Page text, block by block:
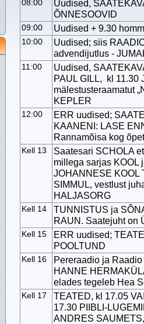
08:00
Uudised,
ÕNNESOOVID
09:00 Uudised + 9.30
10:00
Uudised; siis
advendijutlus -
11:00
Uudised,
PAUL GILL, kl 11.30
mälestusteraamatut
KEPLER
12:00
ERR uudised;
KAANENI: LASE
Rannamõisa kog
Kell 13
Saatesari SCHOLA
millega sarjas KOOL
JOHANNESE KOOL
SIMMUL, vestlust
HALJASORG
Kell 14
TUNNISTUS ja
RAUN. Saatejuht on
Kell 15
ERR uudised;
POOLTUND
Kell 16
Pereraadio ja
HANNE
elades tegeleb Hea
Kell 17
TEATED, kl 17.05
17.30 PIIBLI-
ANDRES